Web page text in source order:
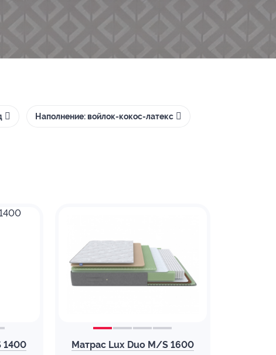
Наполнение: войлок-кокос-латекс
1400 Матрас Lux Duo M/S 1600